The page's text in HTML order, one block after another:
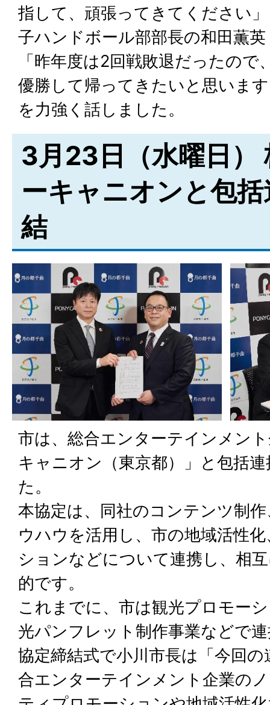
指して、頑張ってきてください
子ハンドボール部部長の和田薫
「昨年度は2回戦敗退だったの
優勝して帰ってきたいと思いま
を力強く話しました。
3月23日（水曜日）
ーキャニオンと包
結
市は、総合エンターテインメン
キャニオン（東京都）」と包括
た。
本協定は、同社のコンテンツ制
ウハウを活用し、市の地域活性
ションなどについて連携し、相
的です。
これまでに、市は観光プロモー
光パンフレット制作事業などで
協定締結式で小川市長は「今回
合エンターテインメント企業の